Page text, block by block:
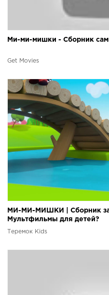
Ми-ми-мишки - Сборник
Get Movies
МИ-МИ-МИШКИ | Сборник
Мультфильмы для детей?
Теремок Kids